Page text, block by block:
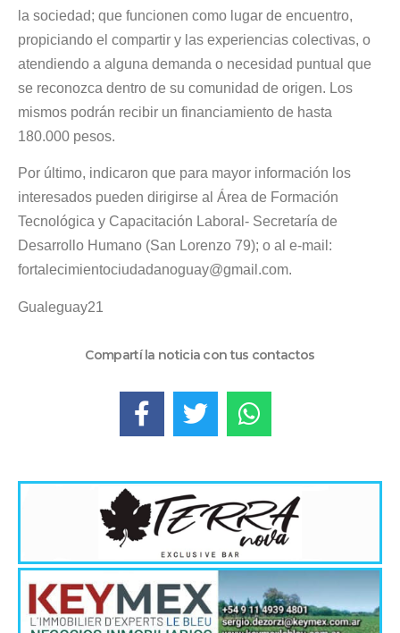
la sociedad; que funcionen como lugar de encuentro,
propiciando el compartir y las experiencias colectivas, o
atendiendo a alguna demanda o necesidad puntual que
se reconozca dentro de su comunidad de origen. Los
mismos podrán recibir un financiamiento de hasta
180.000 pesos.
Por último, indicaron que para mayor información los
interesados pueden dirigirse al Área de Formación
Tecnológica y Capacitación Laboral- Secretaría de
Desarrollo Humano (San Lorenzo 79); o al e-mail:
fortalecimientociudadanoguay@gmail.com.
Gualeguay21
Compartí la noticia con tus contactos